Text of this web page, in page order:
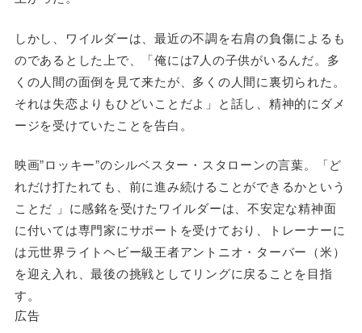
しかし、ワイルダーは、最近の不調を右肩の負傷によるも
のであるとした上で、「俺には7人の子供がいるんだ。多
くの人間の面倒を見て来たが、多くの人間に裏切られた。
それは失恋よりもひどいことだよ」と話し、精神的にダメ
ージを受けていたことを告白。
映画”ロッキー”のシルベスター・スタローンの言葉。「ど
れだけ打たれても、前に進み続けることができるかという
ことだ 」に感銘を受けたワイルダーは、不安定な精神面
に付いては専門家にサポートを受けており、トレーナーに
は元世界ライトヘビー級王者アントニオ・ターバー（米）
を迎え入れ、最後の挑戦としてリングに戻ることを目指
す。
広告